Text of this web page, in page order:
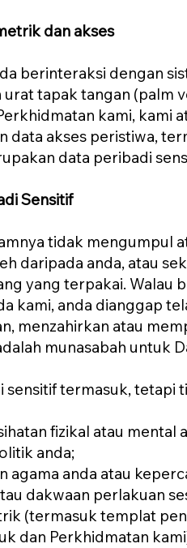
dan akses
berinteraksi dengan
urat tapak tangan (palm
kami, kami
data akses peristiwa,
data peribadi
Sensitif
tidak mengumpul
daripada anda, atau
yang terpakai. Walau
kami, anda dianggap
menzahirkan atau
munasabah untuk
sensitif termasuk, tetapi
fizikal atau mental
anda;
agama anda atau
dakwaan perlakuan
(termasuk templat
dan Perkhidmatan